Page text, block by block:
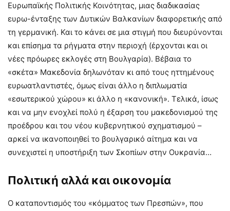
Ευρωπαϊκής Πολιτικής Κοινότητας, μιας διαδικασίας
ευρω-ένταξης των Δυτικών Βαλκανίων διαφορετικής από
τη γερμανική. Και το κάνει σε μια στιγμή που διευρύνονται
και επίσημα τα ρήγματα στην περιοχή (έρχονται και οι
νέες πρόωρες εκλογές στη Βουλγαρία). Βέβαια το
«σκέτα» Μακεδονία δηλωνόταν κι από τους ηττημένους
ευρωατλαντιστές, όμως είναι άλλο η διπλωματία
«εσωτερικού χώρου» κι άλλο η «κανονική». Τελικά, ίσως
και να μην ενοχλεί πολύ η έξαρση του μακεδονισμού της
προέδρου και του νέου κυβερνητικού σχηματισμού –
αρκεί να ικανοποιηθεί το βουλγαρικό αίτημα και να
συνεχιστεί η υποστήριξη των Σκοπίων στην Ουκρανία…
Πολιτική αλλά και οικονομία
Ο καταποντισμός του «κόμματος των Πρεσπών», που